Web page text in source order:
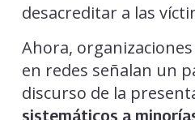
desacreditar a las
Ahora,
en redes señalan un
discurso de la
sistemáticos a